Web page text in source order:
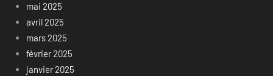
mai 2025
avril 2025
mars 2025
février 2025
janvier 2025